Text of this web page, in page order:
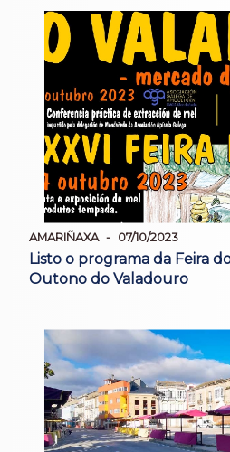
AMARIÑAXA 07/10/2023
Listo o programa da Feira
Outono do Valadouro